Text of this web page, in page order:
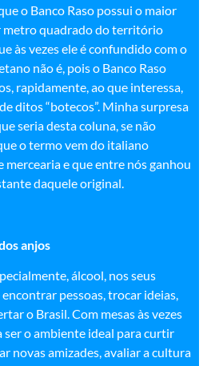
o Banco Raso possui o maior
metro quadrado do território
às vezes ele é confundido com o
não é, pois o Banco Raso
rapidamente, ao que interessa,
ditos “botecos”. Minha surpresa
seria desta coluna, se não
o termo vem do italiano
mercearia e que entre nós ganhou
daquele original.
anjos
álcool, nos seus
pessoas, trocar ideias,
o Brasil. Com mesas às vezes
ser o ambiente ideal para curtir
novas amizades, avaliar a cultura